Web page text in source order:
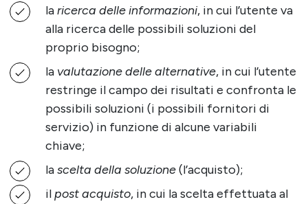
laricerca delle informazioni, in cui l’utente va
alla ricerca delle possibili soluzioni del
proprio bisogno;
la valutazione delle alternative, in cui l’utente
restringe il campo dei risultati e confronta le
possibili soluzioni (i possibili fornitori di
servizio) in funzione di alcune variabili
chiave;
lascelta della soluzione(l’acquisto);
ilpost acquisto, in cui la scelta effettuata al